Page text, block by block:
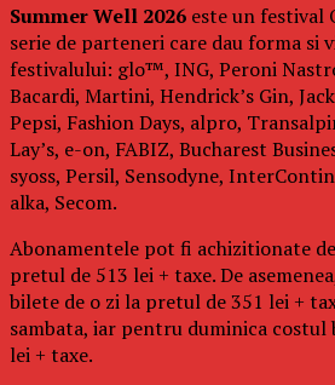
Summer Well 2026 este un festival
serie de parteneri care dau forma si
festivalului: glo™, ING, Peroni
Bacardi, Martini, Hendrick’s Gin,
Pepsi, Fashion Days, alpro,
Lay’s, e-on, FABIZ, Bucharest
syoss, Persil, Sensodyne,
alka, Secom.
Abonamentele pot fi achizitionate
pretul de 513 lei + taxe. De
bilete de o zi la pretul de 351 lei +
sambata, iar pentru duminica costul
lei + taxe.